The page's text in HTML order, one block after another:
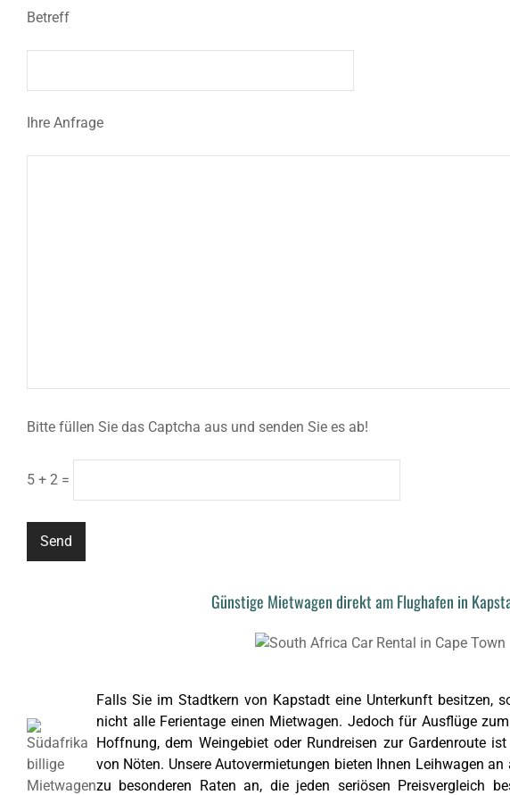
Betreff
Ihre Anfrage
Bitte füllen Sie das Captcha aus und senden Sie es ab!
5 + 2 =
Günstige Mietwagen direkt am Flughafen in
Falls Sie im Stadtkern von Kapstadt eine Unterkunft besitzen,
nicht alle Ferientage einen Mietwagen. Jedoch für Ausflüge
Hoffnung, dem Weingebiet oder Rundreisen zur Gardenroute
von Nöten. Unsere Autovermietungen bieten Ihnen Leihwagen
zu besonderen Raten an, die jeden seriösen Preisvergleich